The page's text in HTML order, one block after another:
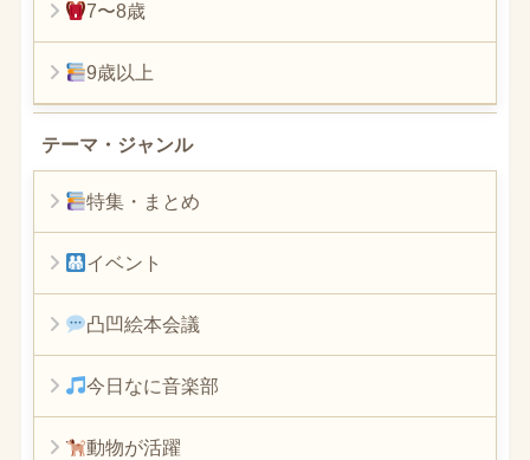
7〜8歳
9歳以上
テーマ・ジャンル
特集・まとめ
イベント
凸凹絵本会議
今日なに音楽部
動物が活躍